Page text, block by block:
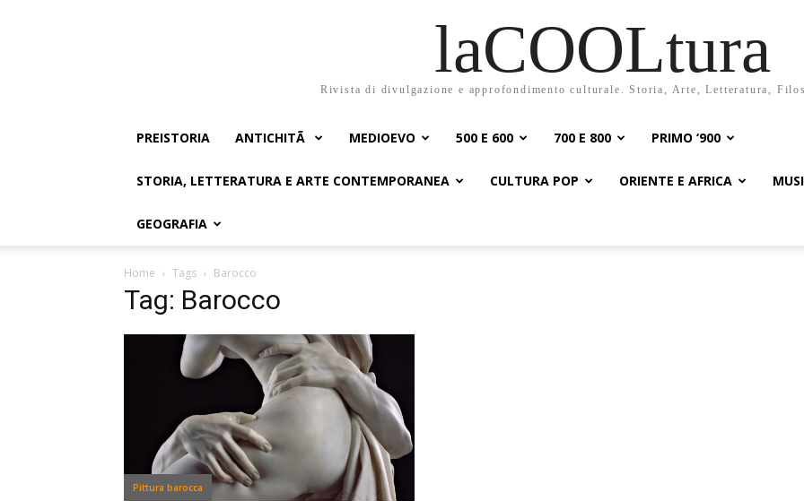
laCOOLtura
Rivista di divulgazione e approfondimento culturale. Storia, Arte, Letteratura,
PREISTORIA ANTICHITÃ MEDIOEVO 500 E 600 700 E 800 PRIMO ‘900
STORIA, LETTERATURA E ARTE CONTEMPORANEA CULTURA POP ORIENTE E AFRICA
GEOGRAFIA
Home Tags Barocco
Tag: Barocco
Pittura barocca